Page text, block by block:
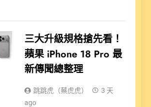
三大升級規格搶先看！
蘋果 iPhone 18 Pro 最
新傳聞總整理
跳跳虎（蔡虎虎）
3 天
ago